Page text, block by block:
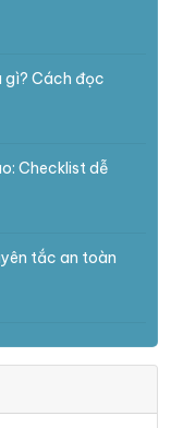
gì? Cách đọc
Checklist dễ
tắc an toàn